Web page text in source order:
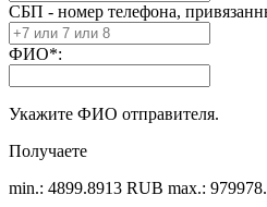
СБП - номер телефона,
ФИО*:
Укажите ФИО отправителя.
Получаете
min.: 4899.8913 RUB max.: